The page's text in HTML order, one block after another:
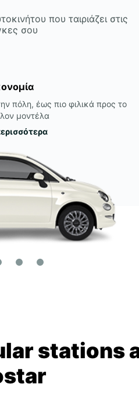
που ταιριάζει στις
σου
πόλη, έως πιο φιλικά προς το
μοντέλα
stations